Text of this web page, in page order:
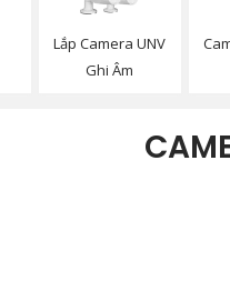
Lắp Camera UNV
Ghi Âm